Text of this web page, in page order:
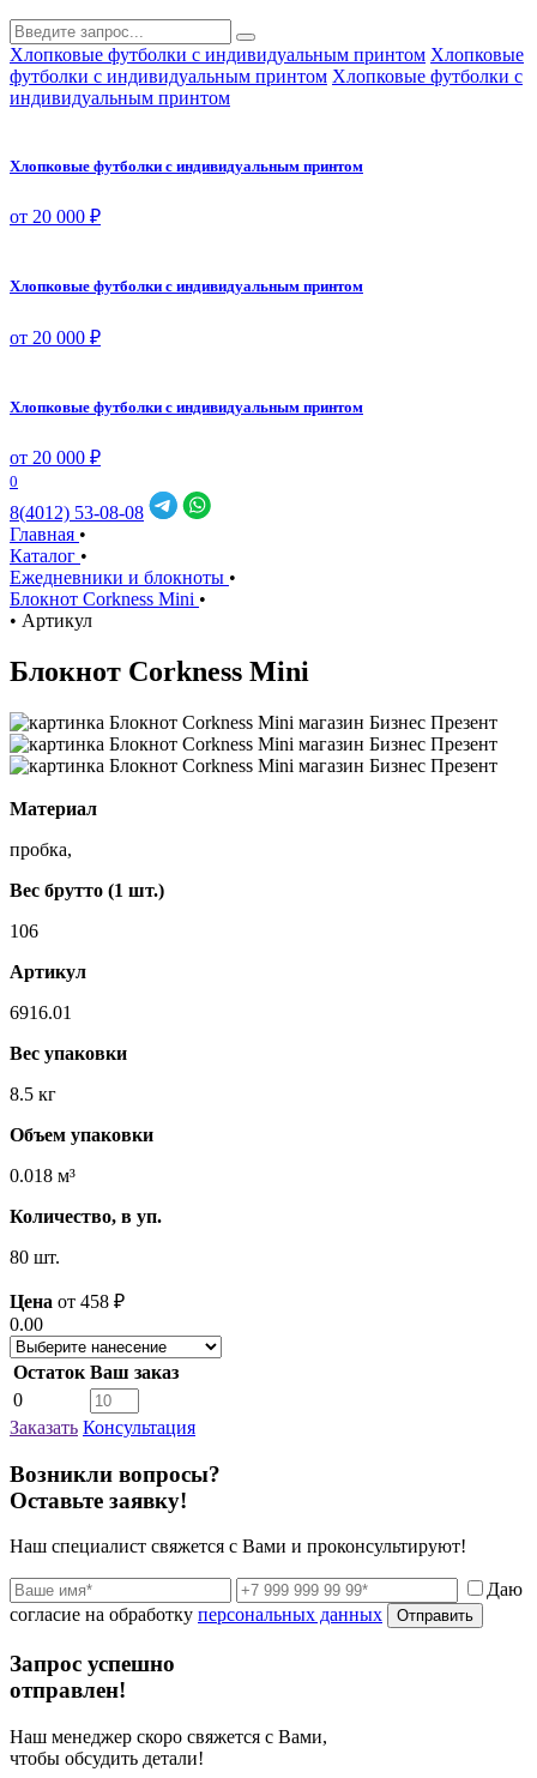
Хлопковые футболки с индивидуальным принтом Хлопковые
футболки с индивидуальным принтом Хлопковые футболки с
индивидуальным принтом
Хлопковые футболки с индивидуальным принтом
от 20 000 ₽
Хлопковые футболки с индивидуальным принтом
от 20 000 ₽
Хлопковые футболки с индивидуальным принтом
от 20 000 ₽
0
8(4012) 53-08-08
Главная •
Каталог •
Ежедневники и блокноты •
Блокнот Corkness Mini •
• Артикул
Блокнот Corkness Mini
Материал
пробка,
Вес брутто (1 шт.)
106
Артикул
6916.01
Вес упаковки
8.5 кг
Объем упаковки
0.018 м³
Количество, в уп.
80 шт.
Цена от 458 ₽
0.00
Остаток Ваш заказ
0
Заказать Консультация
Возникли вопросы?
Оставьте заявку!
Наш специалист свяжется с Вами и проконсультируют!
Даю
согласие на обработку персональных данных Отправить
Запрос успешно
отправлен!
Наш менеджер скоро свяжется с Вами,
чтобы обсудить детали!